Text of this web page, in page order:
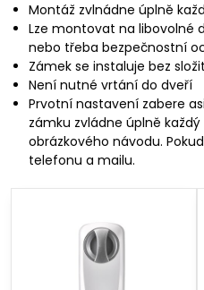
Montáž zvlnádne úplně
Lze montovat na libovolné
nebo třeba bezpečnostní
Zámek se instaluje bez
Není nutné vrtání do dveří
Prvotní nastavení zabere
zámku zvládne úplně
obrázkového návodu.
telefonu a mailu.